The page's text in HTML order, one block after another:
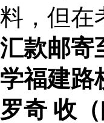
料，但在
汇款邮寄
学福建路
罗奇 收